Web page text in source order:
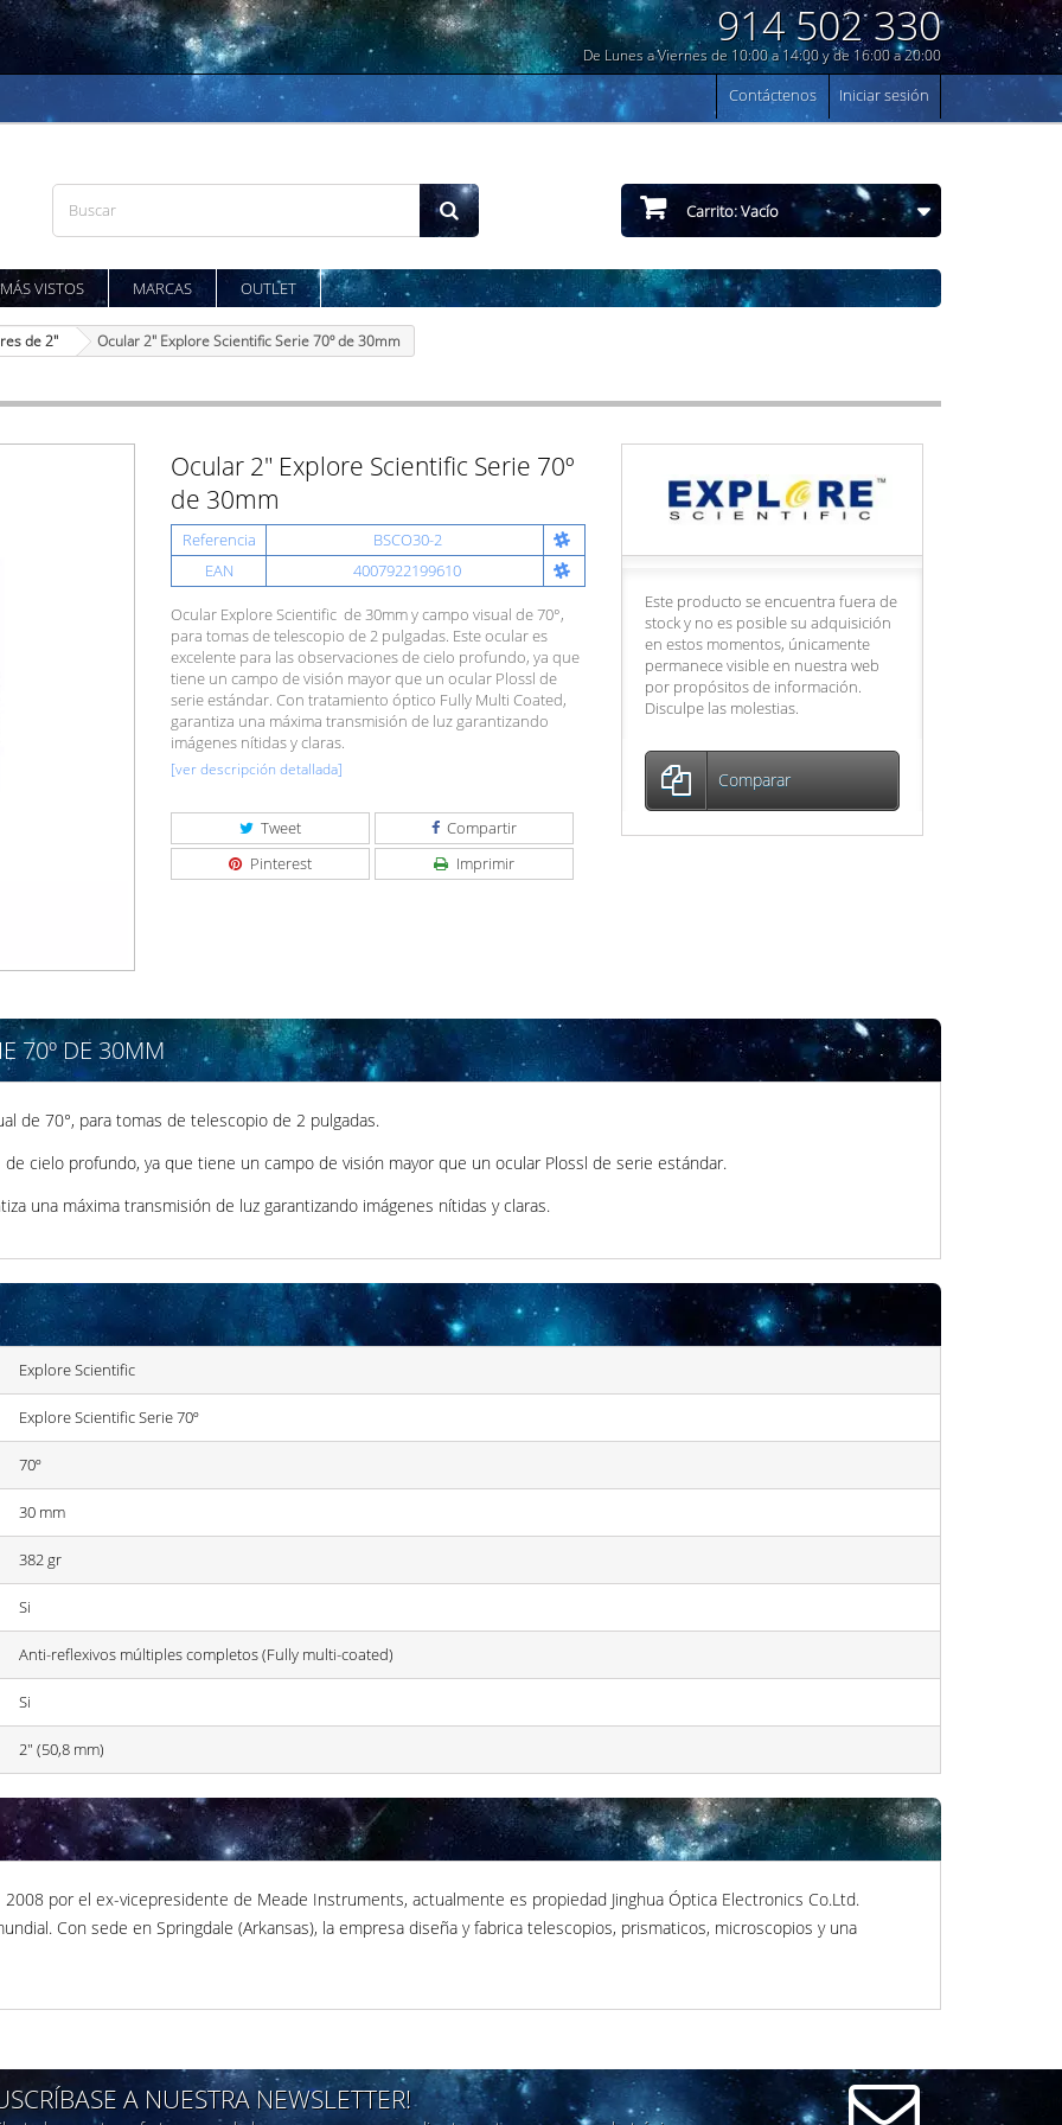
914 502 330
De Lunes a Viernes de 10:00 a 14:00 y de 16:00 a 20:00
Iniciar sesión
Contáctenos
Carrito:Vacío
MÁS VISTOS MARCAS OUTLET
de 2" Ocular 2" Explore Scientific Serie 70º de 30mm
Ocular 2" Explore Scientific Serie 70º
de 30mm
Referencia
BSCO30-2
EAN
4007922199610
Ocular Explore Scientific de 30mm y campo visual de 70°,
para tomas de telescopio de 2 pulgadas. Este ocular es
excelente para las observaciones de cielo profundo, ya que
tiene un campo de visión mayor que un ocular Plossl de
serie estándar. Con tratamiento óptico Fully Multi Coated,
garantiza una máxima transmisión de luz garantizando
imágenes nítidas y claras.
[ver descripción detallada]
Tweet
Compartir
Pinterest
Imprimir
Este producto se encuentra fuera de
stock y no es posible su adquisición
en estos momentos, únicamente
permanece visible en nuestra web
por propósitos de información.
Disculpe las molestias.
Comparar
70º DE 30MM
de 70°, para tomas de telescopio de 2 pulgadas.
cielo profundo, ya que tiene un campo de visión mayor que un ocular Plossl de serie estándar.
una máxima transmisión de luz garantizando imágenes nítidas y claras.
Explore Scientific
Explore Scientific Serie 70º
70º
30 mm
382 gr
Si
Anti-reflexivos múltiples completos (Fully multi-coated)
Si
2" (50,8 mm)
por el ex-vicepresidente de Meade Instruments, actualmente es propiedad Jinghua Óptica Electronics Co.Ltd.
Con sede en Springdale (Arkansas), la empresa diseña y fabrica telescopios, prismaticos, microscopios y una
A NUESTRA NEWSLETTER!